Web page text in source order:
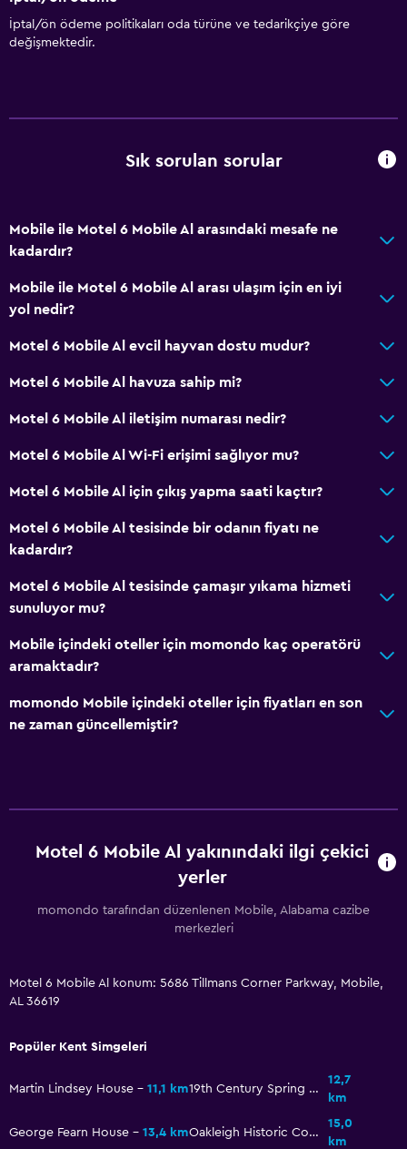
Klimalı
Isıtma
Buzdolabı
Çamaşırhane
Çamaşır yıkama tesisleri
Çamaşırhane
Casino
Bağlantılı oda(lar) mevcuttur
Sağlık ve güvenlik
Günlük oda hizmetleri
Kasa
Park ve ulaşım
24 saat resepsiyon
İptal/ön ödeme politikaları oda türüne ve tedarikçiye göre
değişmektedir.
Sık sorulan sorular
Mobile ile Motel 6 Mobile Al arasındaki mesafe ne
kadardır?
Mobile ile Motel 6 Mobile Al arası ulaşım için en iyi
yol nedir?
Motel 6 Mobile Al evcil hayvan dostu mudur?
Motel 6 Mobile Al havuza sahip mi?
Motel 6 Mobile Al iletişim numarası nedir?
Motel 6 Mobile Al Wi-Fi erişimi sağlıyor mu?
Motel 6 Mobile Al için çıkış yapma saati kaçtır?
Motel 6 Mobile Al tesisinde bir odanın fiyatı ne
kadardır?
Motel 6 Mobile Al tesisinde çamaşır yıkama hizmeti
sunuluyor mu?
Mobile içindeki oteller için momondo kaç operatörü
aramaktadır?
momondo Mobile içindeki oteller için fiyatları en son
ne zaman güncellemiştir?
Motel 6 Mobile Al yakınındaki ilgi çekici
yerler
momondo tarafından düzenlenen Mobile, Alabama cazibe
merkezleri
Motel 6 Mobile Al konum: 5686 Tillmans Corner Parkway, Mobile,
AL 36619
Popüler Kent Simgeleri
Martin Lindsey House 11,1 km 19th Century Spring Hill Neighborhood Thematic Resource
12,7
km
George Fearn House 13,4 km Oakleigh Historic Complex
15,0
km